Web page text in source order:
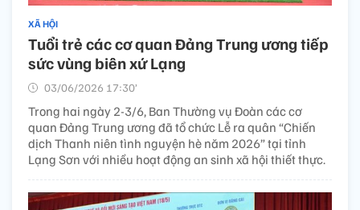
XÃ HỘI
Tuổi trẻ các cơ quan Đảng Trung ương tiếp
sức vùng biên xứ Lạng
03/06/2026 17:30’
Trong hai ngày 2-3/6, Ban Thường vụ Đoàn các cơ
quan Đảng Trung ương đã tổ chức Lễ ra quân “Chiến
dịch Thanh niên tình nguyện hè năm 2026” tại tỉnh
Lạng Sơn với nhiều hoạt động an sinh xã hội thiết thực.